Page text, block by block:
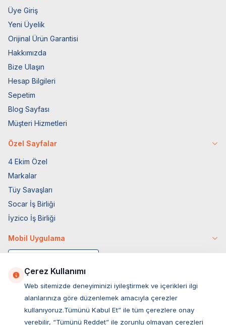
Üye Giriş
Yeni Üyelik
Orijinal Ürün Garantisi
Hakkımızda
Bize Ulaşın
Hesap Bilgileri
Sepetim
Blog Sayfası
Müşteri Hizmetleri
Özel Sayfalar
4 Ekim Özel
Markalar
Tüy Savaşları
Socar İş Birliği
İyzico İş Birliği
Mobil Uygulama
Çerez Kullanımı
Web sitemizde deneyiminizi iyileştirmek ve içerikleri ilgi
alanlarınıza göre düzenlemek amacıyla çerezler
kullanıyoruz.Tümünü Kabul Et” ile tüm çerezlere onay
verebilir, “Tümünü Reddet” ile zorunlu olmayan çerezleri